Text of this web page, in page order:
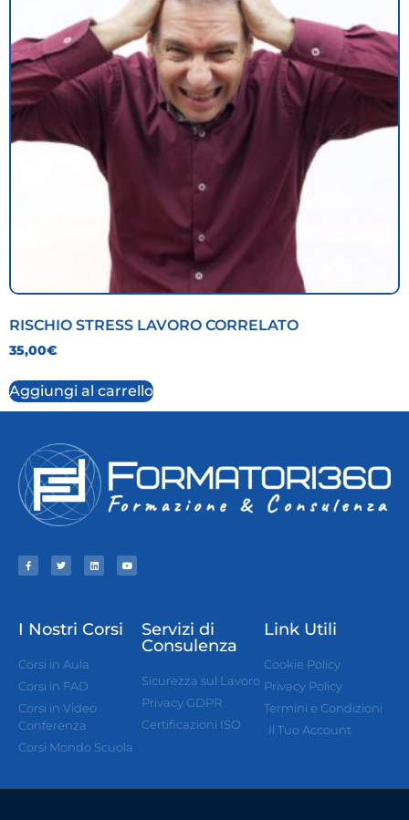
RISCHIO STRESS LAVORO CORRELATO
35,00€
Aggiungi al carrello
I Nostri Corsi
Corsi in Aula
Corsi in FAD
Corsi in Video
Conferenza
Corsi Mondo Scuola
Servizi di
Consulenza
Sicurezza sul Lavoro
Privacy GDPR
Certificazioni ISO
Link Utili
Cookie Policy
Privacy Policy
Termini e Condizioni
Il Tuo Account